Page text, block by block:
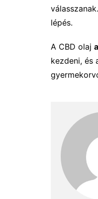
lépés.
A CBD olaj
kezdeni, és